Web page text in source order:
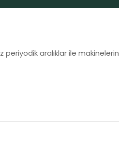
periyodik aralıklar ile makinelerin